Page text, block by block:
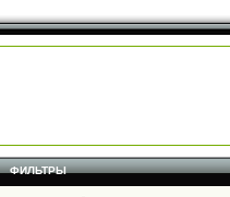
ФИЛЬТРЫ